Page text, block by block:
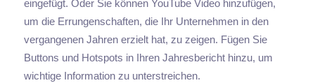
eingefügt. Oder Sie können YouTube Video hinzufügen,
um die Errungenschaften, die Ihr Unternehmen in den
vergangenen Jahren erzielt hat, zu zeigen. Fügen Sie
Buttons und Hotspots in Ihren Jahresbericht hinzu, um
wichtige Information zu unterstreichen.